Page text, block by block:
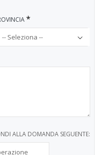
*
ALLA DOMANDA SEGUENTE: